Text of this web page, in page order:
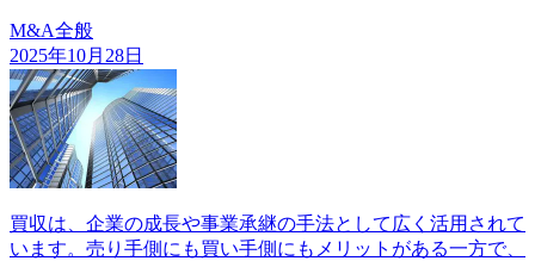
M&A全般
2025年10月28日
買収は、企業の成長や事業承継の手法として広く活用されて
います。売り手側にも買い手側にもメリットがある一方で、